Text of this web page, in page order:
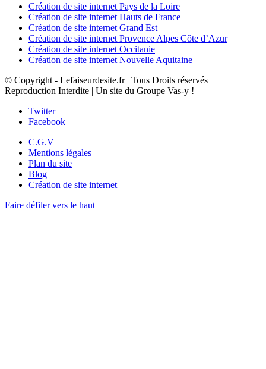
Création de site internet Pays de la Loire
Création de site internet Hauts de France
Création de site internet Grand Est
Création de site internet Provence Alpes Côte d’Azur
Création de site internet Occitanie
Création de site internet Nouvelle Aquitaine
© Copyright - Lefaiseurdesite.fr | Tous Droits réservés |
Reproduction Interdite | Un site du Groupe Vas-y !
Twitter
Facebook
C.G.V
Mentions légales
Plan du site
Blog
Création de site internet
Faire défiler vers le haut